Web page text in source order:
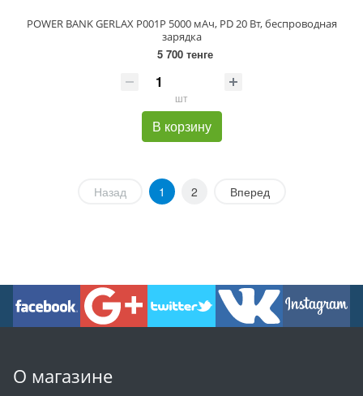
POWER BANK GERLAX P001P 5000 мАч, PD 20 Вт, беспроводная
зарядка
5 700 тенге
шт
В корзину
Назад 1 2 Вперед
О магазине